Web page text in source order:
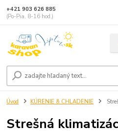
+421 903 626 885
(Po-Pia, 8-16 hod.)
Úvod KÚRENIE & CHLADENIE
Strešná